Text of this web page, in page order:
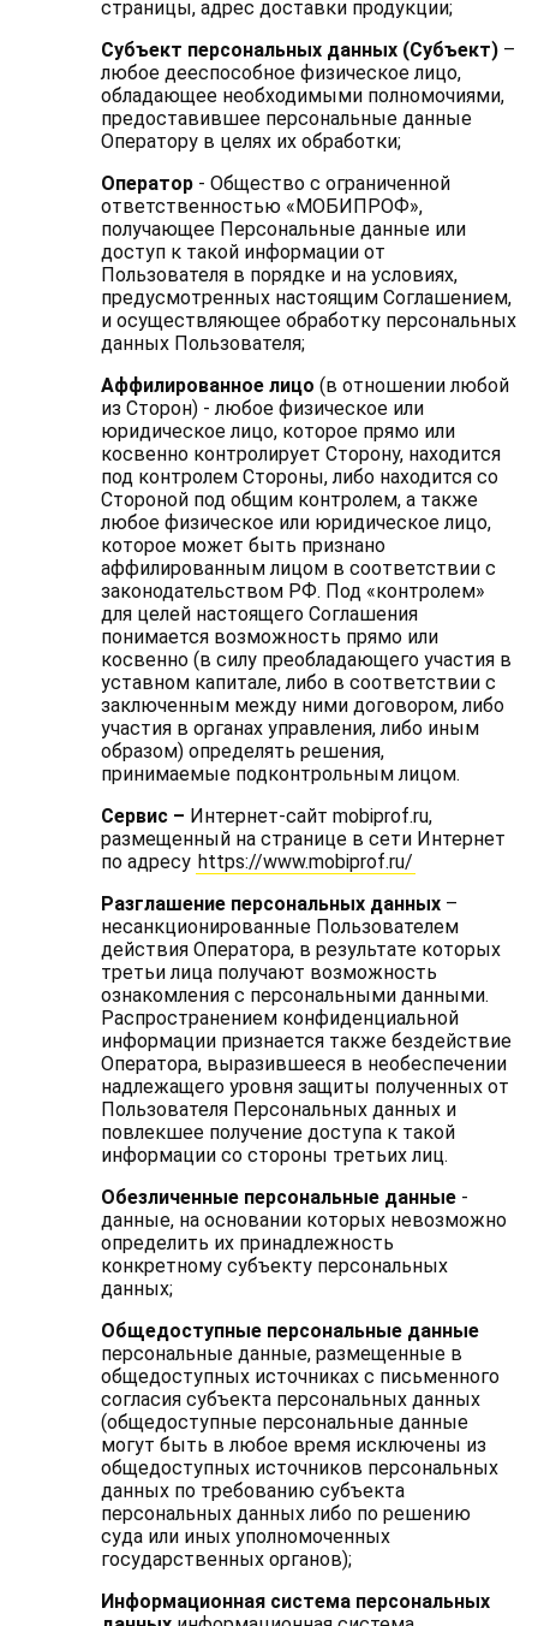
страницы, адрес доставки продукции;
Субъект персональных данных (Субъект) –
любое дееспособное физическое лицо,
обладающее необходимыми полномочиями,
предоставившее персональные данные
Оператору в целях их обработки;
Оператор- Общество с ограниченной
ответственностью «МОБИПРОФ»,
получающее Персональные данные или
доступ к такой информации от
Пользователя в порядке и на условиях,
предусмотренных настоящим Соглашением,
и осуществляющее обработку персональных
данных Пользователя;
Аффилированное лицо (в отношении любой
из Сторон) - любое физическое или
юридическое лицо, которое прямо или
косвенно контролирует Сторону, находится
под контролем Стороны, либо находится со
Стороной под общим контролем, а также
любое физическое или юридическое лицо,
которое может быть признано
аффилированным лицом в соответствии с
законодательством РФ. Под «контролем»
для целей настоящего Соглашения
понимается возможность прямо или
косвенно (в силу преобладающего участия в
уставном капитале, либо в соответствии с
заключенным между ними договором, либо
участия в органах управления, либо иным
образом) определять решения,
принимаемые подконтрольным лицом.
Сервис – Интернет-сайт mobiprof.ru,
размещенный на странице в сети Интернет
по адресу https://www.mobiprof.ru/
Разглашение персональных данных–
несанкционированные Пользователем
действия Оператора, в результате которых
третьи лица получают возможность
ознакомления с персональными данными.
Распространением конфиденциальной
информации признается также бездействие
Оператора, выразившееся в необеспечении
надлежащего уровня защиты полученных от
Пользователя Персональных данных и
повлекшее получение доступа к такой
информации со стороны третьих лиц.
Обезличенные персональные данные -
данные, на основании которых невозможно
определить их принадлежность
конкретному субъекту персональных
данных;
Общедоступные персональные данные
персональные данные, размещенные в
общедоступных источниках с письменного
согласия субъекта персональных данных
(общедоступные персональные данные
могут быть в любое время исключены из
общедоступных источников персональных
данных по требованию субъекта
персональных данных либо по решению
суда или иных уполномоченных
государственных органов);
Информационная система персональных